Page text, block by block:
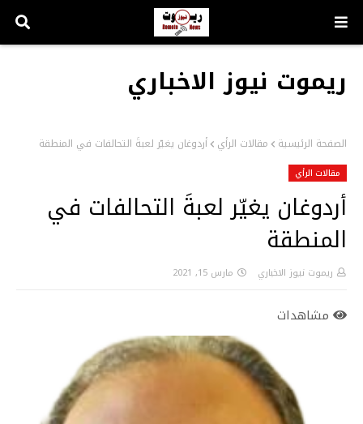
ريموت نيوز الاخباري
الصفحة الرئيسية مقالات الرأي أردوغان يغيّر لعبةَ التحالفات في المنطقة
مقالات الرأي
أردوغان يغيّر لعبةَ التحالفات في
المنطقة
ريموت نيوز الاخباري مارس 15, 2021
مشاهدات